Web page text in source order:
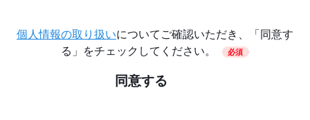
個人情報の取り扱いについてご確認いただき、「同意す
る」をチェックしてください。
必須
同意する